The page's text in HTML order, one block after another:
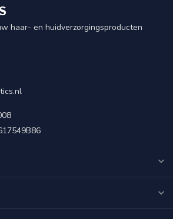
haar- en huidverzorgingsproducten